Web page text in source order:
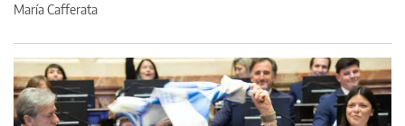
María Cafferata